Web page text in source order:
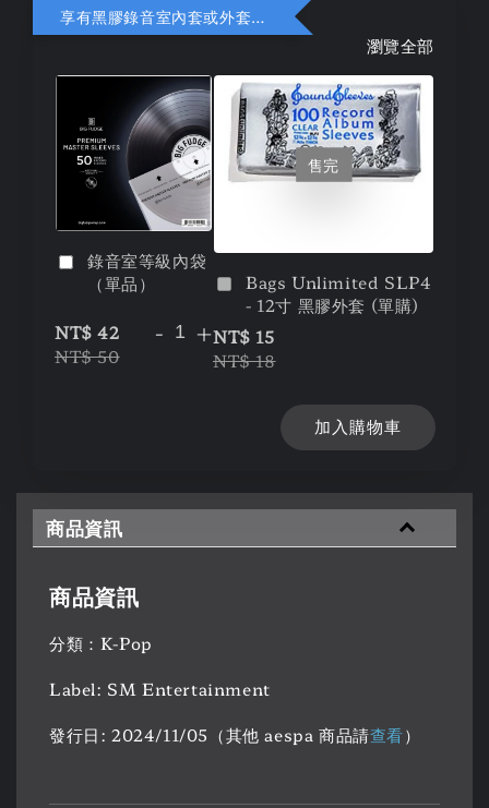
享有黑膠錄音室內套或外套折扣
瀏覽全部
錄音室等級內袋
（單品）
NT$ 42
NT$ 50
- +
售完
Bags Unlimited SLP4
- 12寸 黑膠外套 (單購)
NT$ 15
NT$ 18
加入購物車
商品資訊
商品資訊
分類：K-Pop
Label: SM Entertainment
發行日: 2024/11/05（其他 aespa 商品請查看）